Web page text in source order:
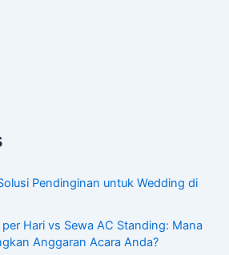
Pendinginan untuk Wedding di
Hari vs Sewa AC Standing: Mana
Anggaran Acara Anda?